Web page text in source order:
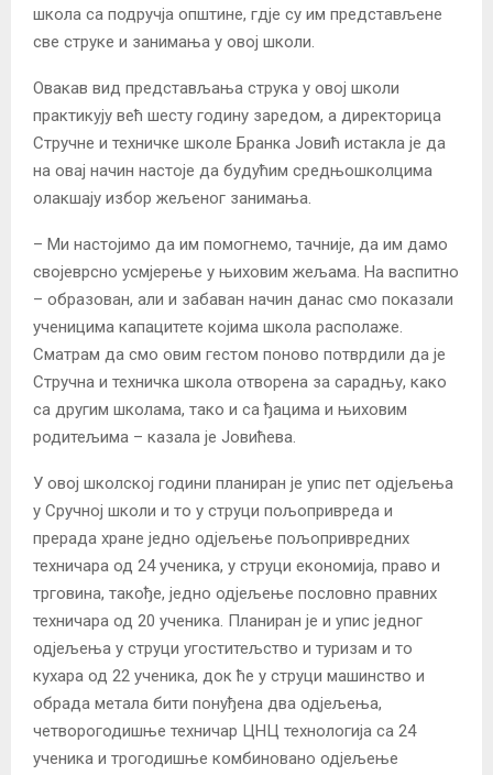
школа са подручја општине, гдје су им представљене
све струке и занимања у овој школи.
Овакав вид представљања струка у овој школи
практикују већ шесту годину заредом, а директорица
Стручне и техничке школе Бранка Јовић истакла је да
на овај начин настоје да будућим средњошколцима
олакшају избор жељеног занимања.
– Ми настојимо да им помогнемо, тачније, да им дамо
својеврсно усмјерење у њиховим жељама. На васпитно
– образован, али и забаван начин данас смо показали
ученицима капацитете којима школа располаже.
Сматрам да смо овим гестом поново потврдили да је
Стручна и техничка школа отворена за сарадњу, како
са другим школама, тако и са ђацима и њиховим
родитељима – казала је Јовићева.
У овој школској години планиран је упис пет одјељења
у Сручној школи и то у струци пољопривреда и
прерада хране једно одјељење пољопривредних
техничара од 24 ученика, у струци економија, право и
трговина, такође, једно одјељење пословно правних
техничара од 20 ученика. Планиран је и упис једног
одјељења у струци угоститељство и туризам и то
кухара од 22 ученика, док ће у струци машинство и
обрада метала бити понуђена два одјељења,
четворогодишње техничар ЦНЦ технологија са 24
ученика и трогодишње комбиновано одјељење